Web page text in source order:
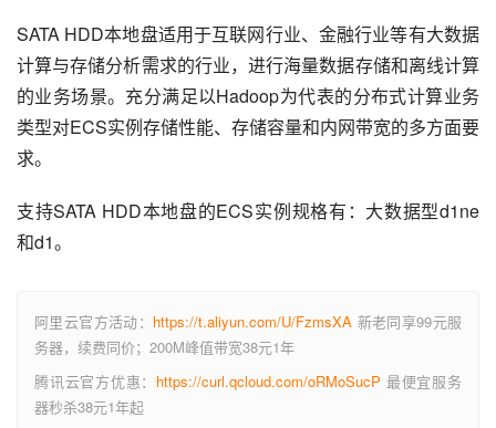
SATA HDD本地盘适用于互联网行业、金融行业等有大数据
计算与存储分析需求的行业，进行海量数据存储和离线计算
的业务场景。充分满足以Hadoop为代表的分布式计算业务
类型对ECS实例存储性能、存储容量和内网带宽的多方面要
求。
支持SATA HDD本地盘的ECS实例规格有：大数据型d1ne
和d1。
阿里云官方活动： https://t.aliyun.com/U/FzmsXA 新老同享99元服
务器，续费同价；200M峰值带宽38元1年
腾讯云官方优惠： https://curl.qcloud.com/oRMoSucP 最便宜服务
器秒杀38元1年起